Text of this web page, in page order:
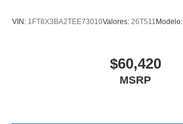
VIN: 1FT8X3BA2TEE73010Valores: 26T511 Modelo:
$60,420
MSRP